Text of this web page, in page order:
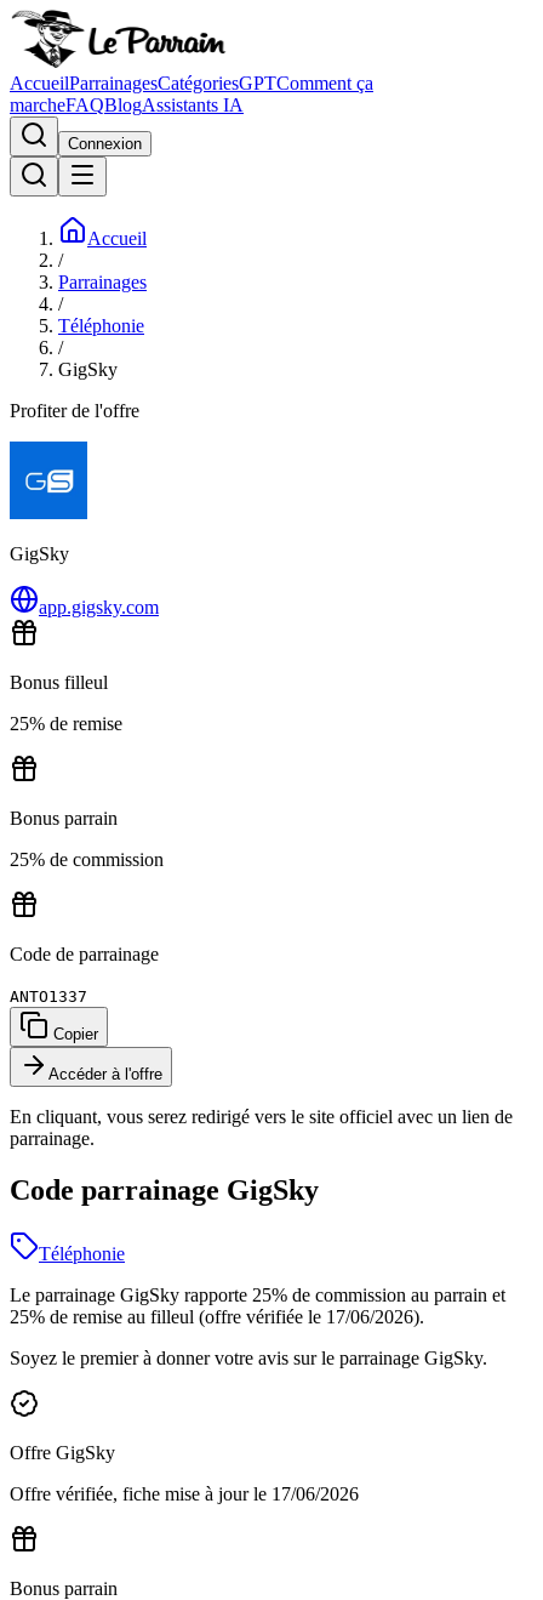
AccueilParrainagesCatégoriesGPTComment ça
marcheFAQBlogAssistants IA
Connexion
Accueil
/
Parrainages
/
Téléphonie
/
GigSky
Profiter de l'offre
GigSky
app.gigsky.com
Bonus filleul
25% de remise
Bonus parrain
25% de commission
Code de parrainage
ANTO1337
Copier
Accéder à l'offre
En cliquant, vous serez redirigé vers le site officiel avec un lien de
parrainage.
Code parrainage GigSky
Téléphonie
Le parrainage GigSky rapporte 25% de commission au parrain et
25% de remise au filleul (offre vérifiée le 17/06/2026).
Soyez le premier à donner votre avis sur le parrainage GigSky.
Offre GigSky
Offre vérifiée, fiche mise à jour le 17/06/2026
Bonus parrain